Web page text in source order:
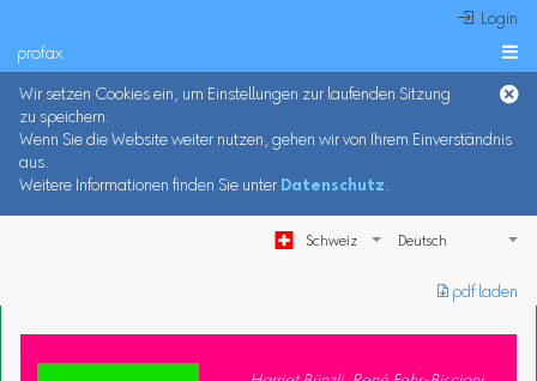
 Login
profax 
Wir setzen Cookies ein, um Einstellungen zur laufenden Sitzung
zu speichern.
Wenn Sie die Website weiter nutzen, gehen wir von Ihrem Einverständnis
aus.
Weitere Informationen finden Sie unter Datenschutz.
Schweiz
︎ pdf laden